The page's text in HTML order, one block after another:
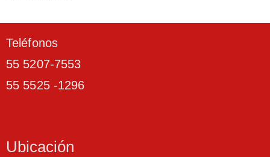
Teléfonos
55 5207-7553
55 5525 -1296
Ubicación